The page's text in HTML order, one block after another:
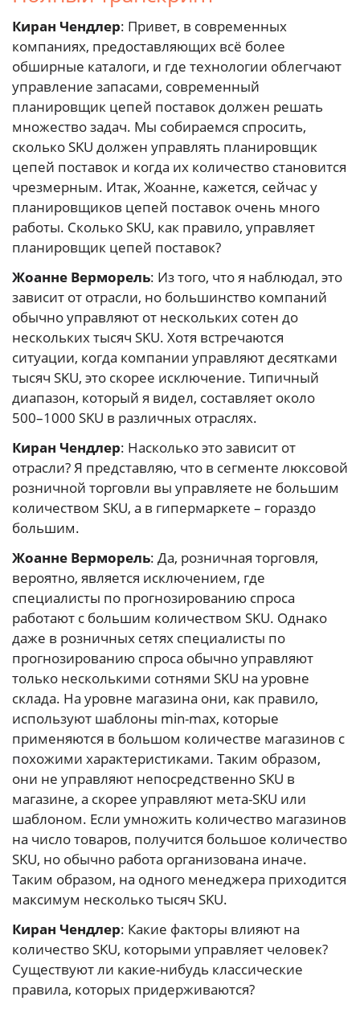
Киран Чендлер: Привет, в современных
компаниях, предоставляющих всё более
обширные каталоги, и где технологии облегчают
управление запасами, современный
планировщик цепей поставок должен решать
множество задач. Мы собираемся спросить,
сколько SKU должен управлять планировщик
цепей поставок и когда их количество становится
чрезмерным. Итак, Жоанне, кажется, сейчас у
планировщиков цепей поставок очень много
работы. Сколько SKU, как правило, управляет
планировщик цепей поставок?
Жоанне Верморель: Из того, что я наблюдал, это
зависит от отрасли, но большинство компаний
обычно управляют от нескольких сотен до
нескольких тысяч SKU. Хотя встречаются
ситуации, когда компании управляют десятками
тысяч SKU, это скорее исключение. Типичный
диапазон, который я видел, составляет около
500–1000 SKU в различных отраслях.
Киран Чендлер: Насколько это зависит от
отрасли? Я представляю, что в сегменте люксовой
розничной торговли вы управляете не большим
количеством SKU, а в гипермаркете – гораздо
большим.
Жоанне Верморель: Да, розничная торговля,
вероятно, является исключением, где
специалисты по прогнозированию спроса
работают с большим количеством SKU. Однако
даже в розничных сетях специалисты по
прогнозированию спроса обычно управляют
только несколькими сотнями SKU на уровне
склада. На уровне магазина они, как правило,
используют шаблоны min-max, которые
применяются в большом количестве магазинов с
похожими характеристиками. Таким образом,
они не управляют непосредственно SKU в
магазине, а скорее управляют мета-SKU или
шаблоном. Если умножить количество магазинов
на число товаров, получится большое количество
SKU, но обычно работа организована иначе.
Таким образом, на одного менеджера приходится
максимум несколько тысяч SKU.
Киран Чендлер: Какие факторы влияют на
количество SKU, которыми управляет человек?
Существуют ли какие-нибудь классические
правила, которых придерживаются?